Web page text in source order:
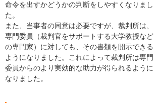
命令を出すかどうかの判断をしやすくなりまし
た。
また、当事者の同意は必要ですが、裁判所は、
専門委員（裁判官をサポートする大学教授など
の専門家）に対しても、その書類を開示できる
ようになりました。これによって裁判所は専門
委員からのより実効的な助力が得られるように
なりました。